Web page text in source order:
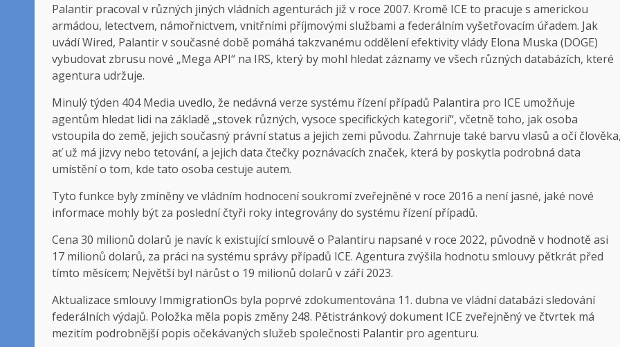
Palantir pracoval v různých jiných vládních agenturách již v roce 2007. Kromě ICE to pracuje s americkou
armádou, letectvem, námořnictvem, vnitřními příjmovými službami a federálním vyšetřovacím úřadem. Jak
uvádí Wired, Palantir v současné době pomáhá takzvanému oddělení efektivity vlády Elona Muska (DOGE)
vybudovat zbrusu nové „Mega API“ na IRS, který by mohl hledat záznamy ve všech různých databázích, které
agentura udržuje.
Minulý týden 404 Media uvedlo, že nedávná verze systému řízení případů Palantira pro ICE umožňuje
agentům hledat lidi na základě „stovek různých, vysoce specifických kategorií“, včetně toho, jak osoba
vstoupila do země, jejich současný právní status a jejich zemi původu. Zahrnuje také barvu vlasů a očí člověka,
ať už má jizvy nebo tetování, a jejich data čtečky poznávacích značek, která by poskytla podrobná data
umístění o tom, kde tato osoba cestuje autem.
Tyto funkce byly zmíněny ve vládním hodnocení soukromí zveřejněné v roce 2016 a není jasné, jaké nové
informace mohly být za poslední čtyři roky integrovány do systému řízení případů.
Cena 30 milionů dolarů je navíc k existující smlouvě o Palantiru napsané v roce 2022, původně v hodnotě asi
17 milionů dolarů, za práci na systému správy případů ICE. Agentura zvýšila hodnotu smlouvy pětkrát před
tímto měsícem; Největší byl nárůst o 19 milionů dolarů v září 2023.
Aktualizace smlouvy ImmigrationOs byla poprvé zdokumentována 11. dubna ve vládní databázi sledování
federálních výdajů. Položka měla popis změny 248. Pětistránkový dokument ICE zveřejněný ve čtvrtek má
mezitím podrobnější popis očekávaných služeb společnosti Palantir pro agenturu.